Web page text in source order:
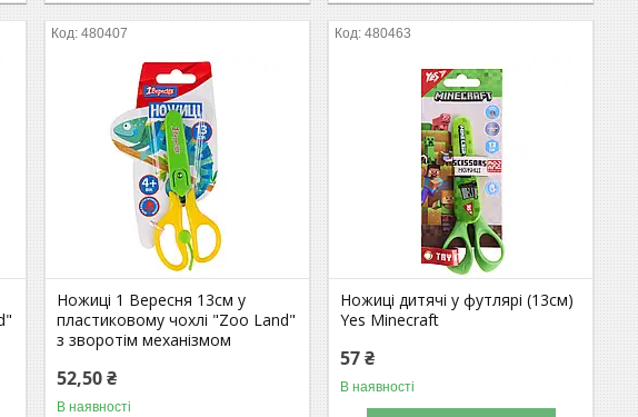
480407
Ножиці 1 Вересня 13см у
пластиковому чохлі "Zoo Land"
з зворотім механізмом
52,50 ₴
В наявності
480463
Ножиці дитячі у футлярі (13см)
Yes Minecraft
57 ₴
В наявності